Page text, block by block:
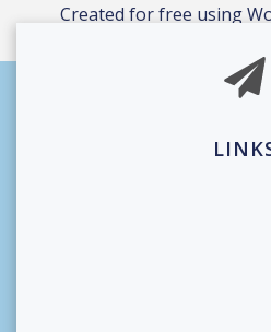
Created for free using